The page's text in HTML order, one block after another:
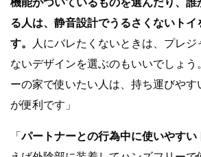
機能がついているものを選んだり、誰
る人は、静音設計でうるさくないトイ
す。
人にバレたくないときは、プレジ
ないデザインを選ぶのもいいでしょう
ーの家で使いたい人は、持ち運びや
が便利です」
「パートナーとの行為中に使いやすい